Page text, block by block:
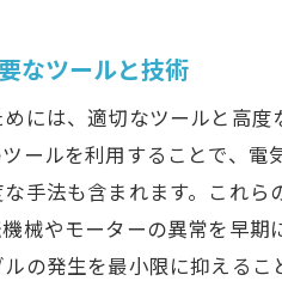
故障
なツールと技術
には、適切なツールと高
ールを利用することで、
手法も含まれます。これ
械やモーターの異常を早
の発生を最小限に抑えるこ